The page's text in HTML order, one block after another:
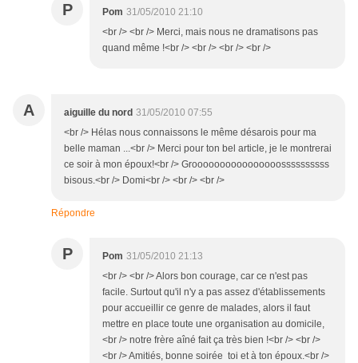
P Pom 31/05/2010 21:10
<br /> <br /> Merci, mais nous ne dramatisons pas
quand même !<br /> <br /> <br /> <br />
A aiguille du nord 31/05/2010 07:55
<br /> Hélas nous connaissons le même désarois pour ma
belle maman ...<br /> Merci pour ton bel article, je le montrerai
ce soir à mon époux!<br /> Groooooooooooooooossssssssss
bisous.<br /> Domi<br /> <br /> <br />
Répondre
P Pom 31/05/2010 21:13
<br /> <br /> Alors bon courage, car ce n'est pas
facile. Surtout qu'il n'y a pas assez d'établissements
pour accueillir ce genre de malades, alors il faut
mettre en place toute une organisation au domicile,
<br /> notre frère aîné fait ça très bien !<br /> <br />
<br /> Amitiés, bonne soirée toi et à ton époux.<br />